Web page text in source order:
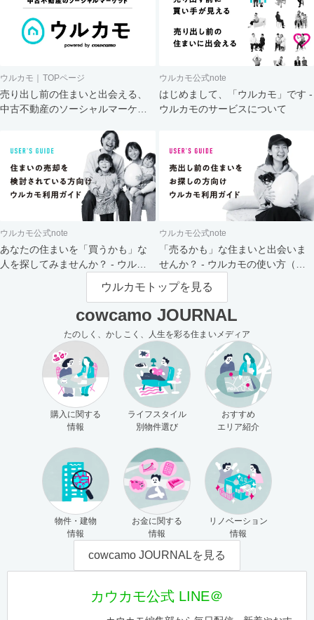
ウルカモ｜TOPページ
売り出し前の住まいと出会える、
中古不動産のソーシャルマーケッ
ウルカモ公式note
はじめまして、「ウルカモ」です -
ウルカモのサービスについて
ウルカモ公式note
あなたの住まいを「買うかも」な
人を探してみませんか？ - ウルカ
ウルカモ公式note
「売るかも」な住まいと出会いま
せんか？ - ウルカモの使い方（買
主さま向け）
ウルカモトップを見る
cowcamo JOURNAL
たのしく、かしこく、人生を彩る住まいメディア
購入に関する
情報
ライフスタイル
別物件選び
おすすめ
エリア紹介
物件・建物
情報
お金に関する
情報
リノベーション
情報
cowcamo JOURNALを見る
カウカモ公式 LINE＠